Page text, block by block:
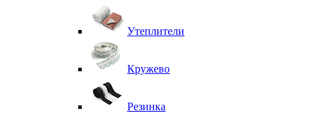
Утеплители
Кружево
Резинка